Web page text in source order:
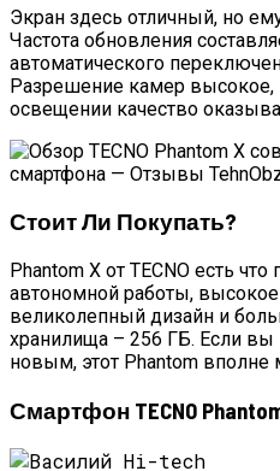
Экран здесь отличный, но
Частота обновления
автоматического
Разрешение камер
освещении качество
Стоит Ли Покупать?
Phantom X от TECNO есть
автономной работы,
великолепный дизайн и
хранилища – 256 ГБ. Если вы
новым, этот Phantom вполне
Смартфон TECNO